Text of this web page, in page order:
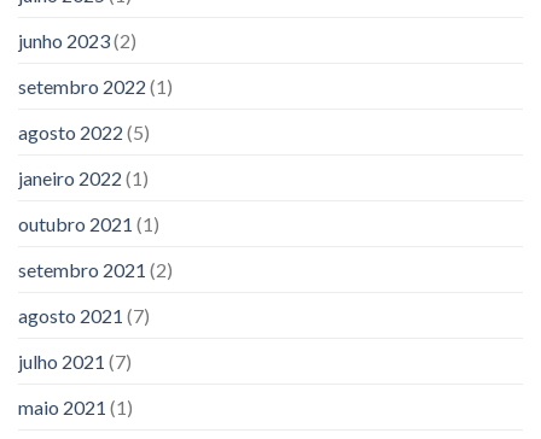
junho 2023(2)
setembro 2022 (1)
agosto 2022 (5)
janeiro 2022 (1)
outubro 2021 (1)
setembro 2021 (2)
agosto 2021 (7)
julho 2021 (7)
maio 2021 (1)